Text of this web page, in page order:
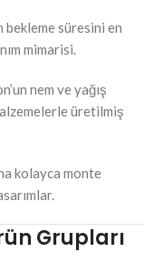
bekleme süresini en
mimarisi.
nem ve yağış
üretilmiş
kolayca monte
Grupları